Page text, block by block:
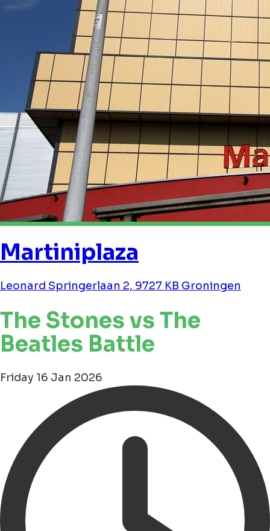
Martiniplaza
Leonard Springerlaan 2, 9727 KB Groningen
The Stones vs The
Beatles Battle
Friday 16 Jan 2026